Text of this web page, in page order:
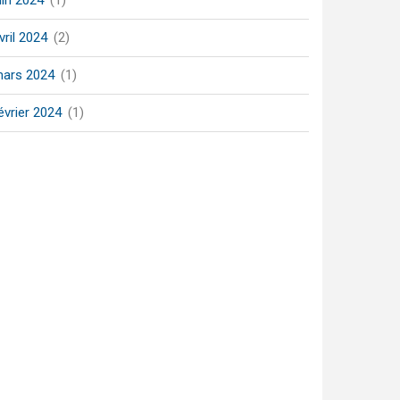
2024 (2)
2024 (1)
2024 (1)